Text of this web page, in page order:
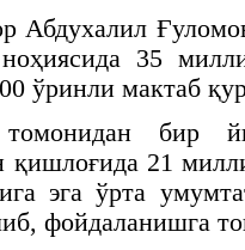
Абдухалил
35
ўринли мактаб
бир
21
эга ўрта
фойдаланишга